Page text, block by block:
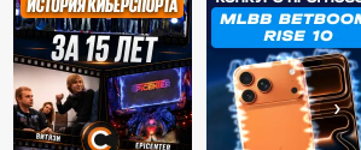
›